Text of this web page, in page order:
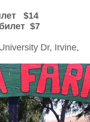
$14
$7
Dr, Irvine,